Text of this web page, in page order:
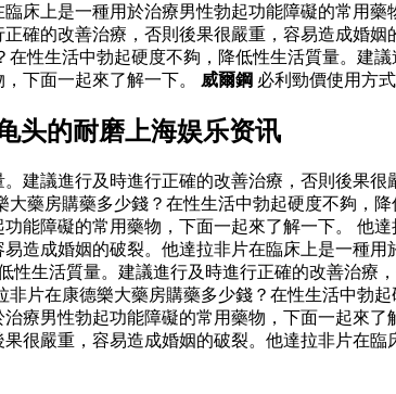
床上是一種用於治療男性勃起功能障礙的常用藥
確的改善治療，否則後果很嚴重，容易造成婚
性生活中勃起硬度不夠，降低性生活質量。建
下面一起來了解一下。 威爾鋼 必利勁價使用方
头的耐磨上海娱乐资讯
建議進行及時進行正確的改善治療，否則後果
藥房購藥多少錢？在性生活中勃起硬度不夠，
能障礙的常用藥物，下面一起來了解一下。 他
造成婚姻的破裂。他達拉非片在臨床上是一種
生活質量。建議進行及時進行正確的改善治療
片在康德樂大藥房購藥多少錢？在性生活中勃
療男性勃起功能障礙的常用藥物，下面一起來
很嚴重，容易造成婚姻的破裂。他達拉非片在